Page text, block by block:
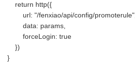
return http({
url: "/fenxiao/api/config/promoterule",
data: params,
forceLogin: true
})
}